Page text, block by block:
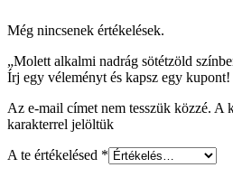
Még nincsenek értékelések.
„Molett alkalmi nadrág sötétzöld
Írj egy véleményt és kapsz egy kupont!
Az e-mail címet nem tesszük közzé. A
karakterrel jelöltük
A te értékelésed *